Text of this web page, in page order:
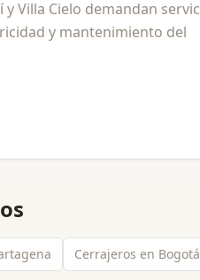
Villa Cielo demandan
y mantenimiento del
Cerrajeros en Bogotá